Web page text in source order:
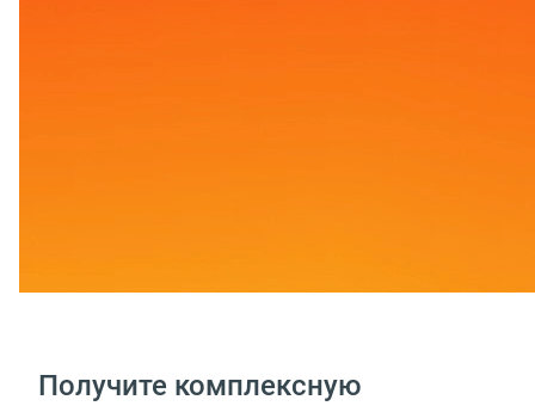
Получите комплексную